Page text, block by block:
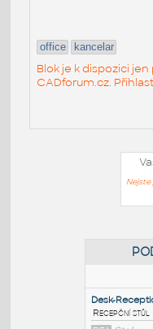
office kancelar
Blok je k dispozici
CADforum.cz.
Nejste